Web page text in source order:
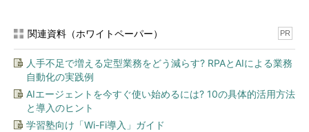
関連資料（ホワイトペーパー） PR
人手不足で増える定型業務をどう減らす? RPAとAIによる業務
自動化の実践例
AIエージェントを今すぐ使い始めるには? 10の具体的活用方法
と導入のヒント
学習塾向け「Wi-Fi導入」ガイド